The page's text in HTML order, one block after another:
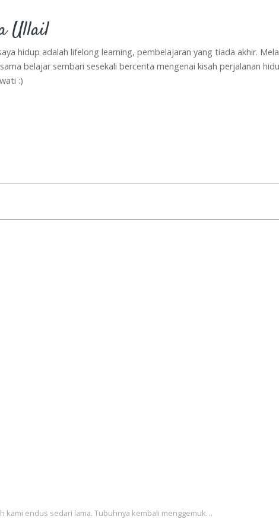
Ullail
hidup adalah lifelong learning, pembelajaran yang tiada akhir.
belajar sembari sesekali bercerita mengenai kisah perjalanan
:)
kami endus sedari lama. Tubuhnya kembali menggemuk…